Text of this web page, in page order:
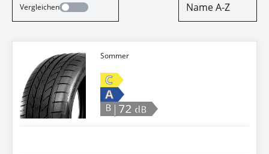
Vergleichen Name A-Z
Sommer
C
A
B |72 dB